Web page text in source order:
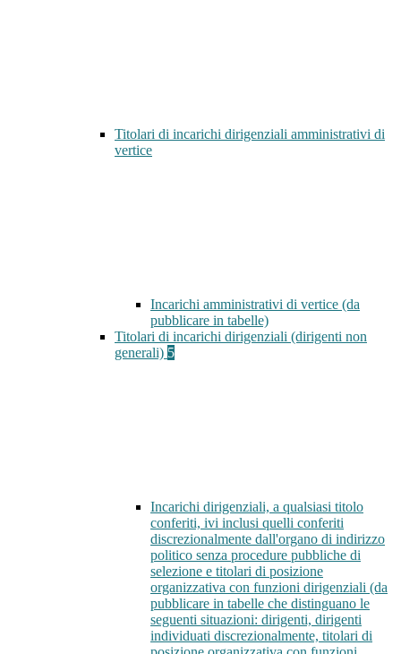
Titolari di incarichi dirigenziali amministrativi di
vertice
Incarichi amministrativi di vertice (da
pubblicare in tabelle)
Titolari di incarichi dirigenziali (dirigenti non
generali) 5
Incarichi dirigenziali, a qualsiasi titolo
conferiti, ivi inclusi quelli conferiti
discrezionalmente dall'organo di indirizzo
politico senza procedure pubbliche di
selezione e titolari di posizione
organizzativa con funzioni dirigenziali (da
pubblicare in tabelle che distinguano le
seguenti situazioni: dirigenti, dirigenti
individuati discrezionalmente, titolari di